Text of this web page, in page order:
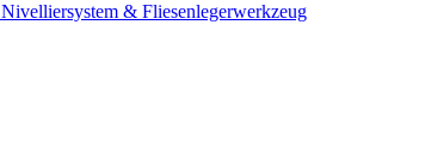
Nivelliersystem & Fliesenlegerwerkzeug